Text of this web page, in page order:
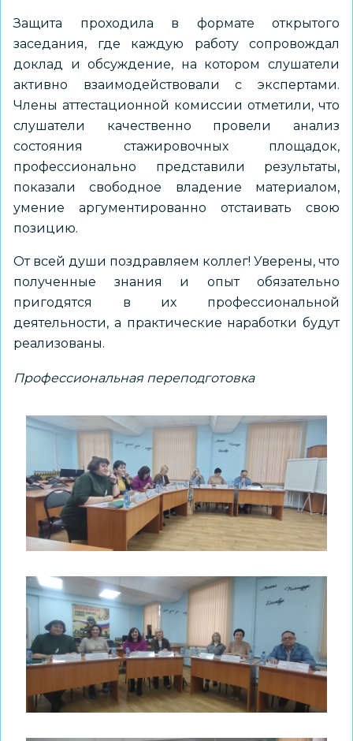
Защита проходила в формате открытого
заседания, где каждую работу сопровождал
доклад и обсуждение, на котором слушатели
активно взаимодействовали с экспертами.
Члены аттестационной комиссии отметили, что
слушатели качественно провели анализ
состояния стажировочных площадок,
профессионально представили результаты,
показали свободное владение материалом,
умение аргументированно отстаивать свою
позицию.
От всей души поздравляем коллег! Уверены, что
полученные знания и опыт обязательно
пригодятся в их профессиональной
деятельности, а практические наработки будут
реализованы.
Профессиональная переподготовка